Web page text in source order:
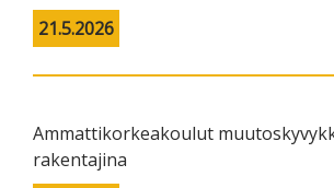
21.5.2026
Ammattikorkeakoulut
rakentajina